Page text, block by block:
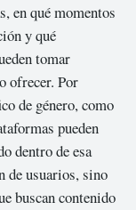
en qué momentos
y qué
tomar
ofrecer. Por
de género, como
pueden
dentro de esa
de usuarios, sino
buscan contenido